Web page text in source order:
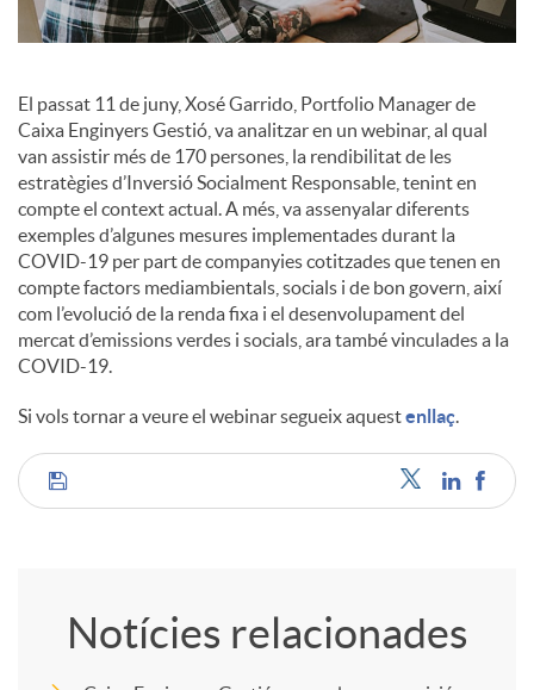
El passat 11 de juny, Xosé Garrido, Portfolio Manager de
Caixa Enginyers Gestió, va analitzar en un webinar, al qual
van assistir més de 170 persones, la rendibilitat de les
estratègies d’Inversió Socialment Responsable, tenint en
compte el context actual. A més, va assenyalar diferents
exemples d’algunes mesures implementades durant la
COVID-19 per part de companyies cotitzades que tenen en
compte factors mediambientals, socials i de bon govern, així
com l’evolució de la renda fixa i el desenvolupament del
mercat d’emissions verdes i socials, ara també vinculades a la
COVID-19.
Si vols tornar a veure el webinar segueix aquestenllaç.
C
m
Notícies relacionades